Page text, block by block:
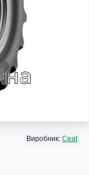
Виробник: Ceat